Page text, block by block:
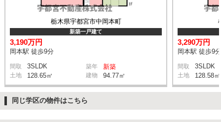
栃木県宇都宮市中岡本町
新築一戸建て
3,190万円
岡本駅 徒歩9分
間取 3SLDK 築年 新築
土地 128.65㎡ 建物 94.77㎡
3,290万円
岡本駅 徒歩9分
間取 3SLDK
土地 128.58㎡
同じ学区の物件はこちら